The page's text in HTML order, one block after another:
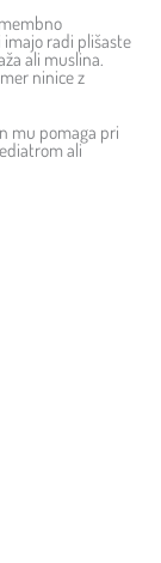
radi plišaste
ali muslina.
ninice z
mu pomaga pri
ali